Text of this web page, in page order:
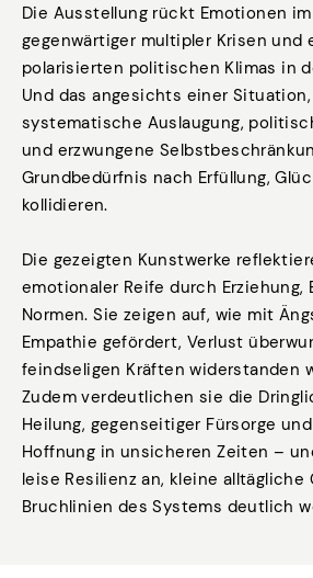
Die Ausstellung rückt Emotionen
gegenwärtiger multipler Krisen und
polarisierten politischen Klimas in
Und das angesichts einer
systematische Auslaugung,
und erzwungene
Grundbedürfnis nach Erfüllung,
kollidieren.
Die gezeigten Kunstwerke
emotionaler Reife durch Erziehung,
Normen. Sie zeigen auf, wie mit
Empathie gefördert, Verlust
feindseligen Kräften widerstanden
Zudem verdeutlichen sie die
Heilung, gegenseitiger Fürsorge
Hoffnung in unsicheren Zeiten –
leise Resilienz an, kleine alltägliche
Bruchlinien des Systems deutlich